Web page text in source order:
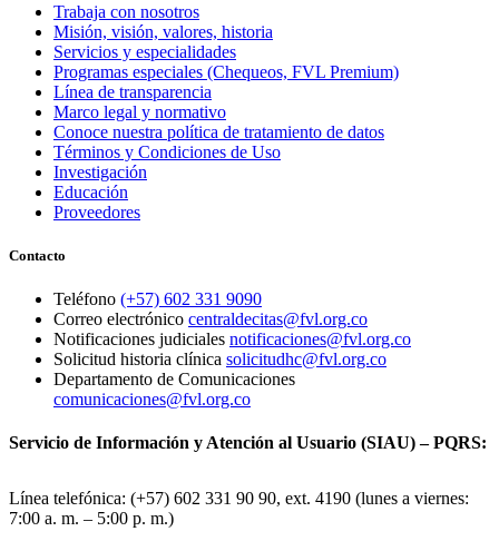
Trabaja con nosotros
Misión, visión, valores, historia
Servicios y especialidades
Programas especiales (Chequeos, FVL Premium)
Línea de transparencia
Marco legal y normativo
Conoce nuestra política de tratamiento de datos
Términos y Condiciones de Uso
Investigación
Educación
Proveedores
Contacto
Teléfono (+57) 602 331 9090
Correo electrónico centraldecitas@fvl.org.co
Notificaciones judiciales notificaciones@fvl.org.co
Solicitud historia clínica solicitudhc@fvl.org.co
Departamento de Comunicaciones
comunicaciones@fvl.org.co
Servicio de Información y Atención al Usuario (SIAU) – PQRS:
Línea telefónica: (+57) 602 331 90 90, ext. 4190 (lunes a viernes:
7:00 a. m. – 5:00 p. m.)